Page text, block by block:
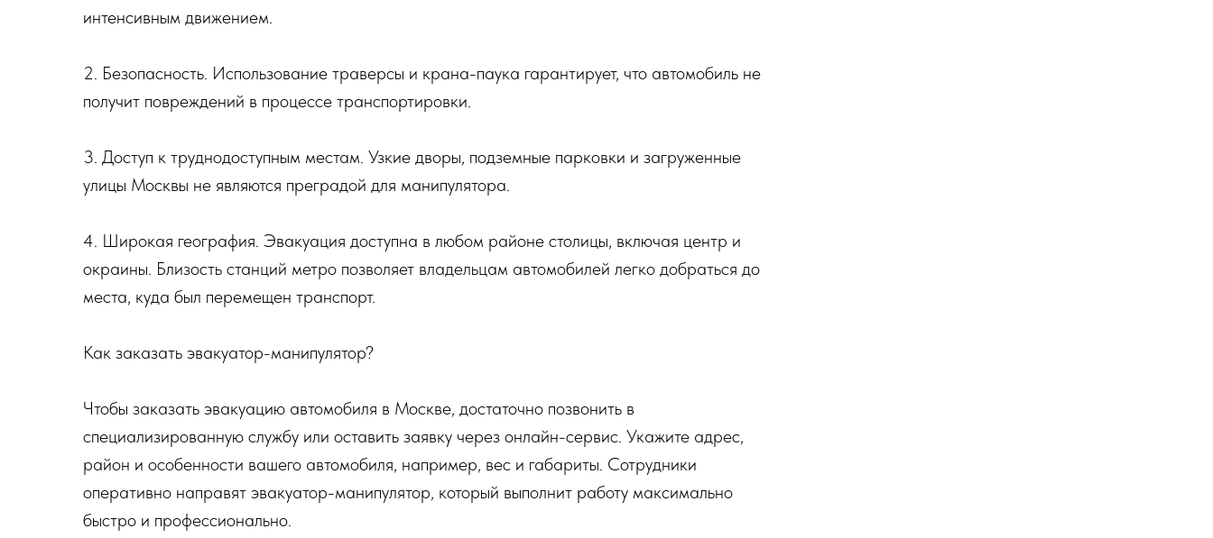
интенсивным движением.
2. Безопасность. Использование траверсы и крана-паука гарантирует, что автомобиль не
получит повреждений в процессе транспортировки.
3. Доступ к труднодоступным местам. Узкие дворы, подземные парковки и загруженные
улицы Москвы не являются преградой для манипулятора.
4. Широкая география. Эвакуация доступна в любом районе столицы, включая центр и
окраины. Близость станций метро позволяет владельцам автомобилей легко добраться до
места, куда был перемещен транспорт.
Как заказать эвакуатор-манипулятор?
Чтобы заказать эвакуацию автомобиля в Москве, достаточно позвонить в
специализированную службу или оставить заявку через онлайн-сервис. Укажите адрес,
район и особенности вашего автомобиля, например, вес и габариты. Сотрудники
оперативно направят эвакуатор-манипулятор, который выполнит работу максимально
быстро и профессионально.